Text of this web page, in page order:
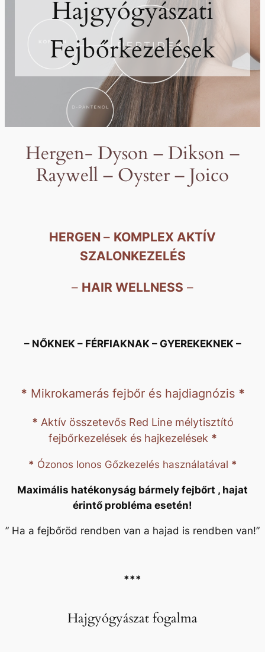
g
y
ó
g
y
á
s
z
a
t
F
j
b
ő
r
k
e
e
l
Hajgyógyászati
Fejbőrkezelések
Hergen- Dyson – Dikson –
Raywell – Oyster – Joico
HERGEN – KOMPLEX AKTÍV
SZALONKEZELÉS
– HAIR WELLNESS –
– NŐKNEK – FÉRFIAKNAK – GYEREKEKNEK –
* Mikrokamerás fejbőr és hajdiagnózis *
* Aktív összetevős Red Line mélytisztító
fejbőrkezelések és hajkezelések *
* Ózonos Ionos Gőzkezelés használatával *
Maximális hatékonyság bármely fejbőrt , hajat
érintő probléma esetén!
” Ha a fejbőröd rendben van a hajad is rendben van!”
***
Hajgyógyászat fogalma